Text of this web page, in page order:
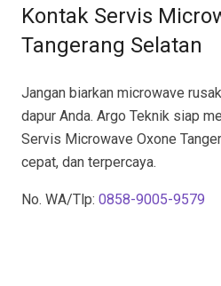
Kontak Servis
Tangerang Selatan
Jangan biarkan microwave
dapur Anda. Argo Teknik siap
Servis Microwave Oxone
cepat, dan terpercaya.
No. WA/Tlp: 0858-9005-9579